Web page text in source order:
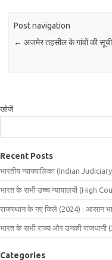
Post navigation
← अजमेर तहसील के गांवों की सूची
खोजें
Recent Posts
भारतीय न्यायपालिका (Indian
भारत के सभी उच्च न्यायालयों (High
राजस्थान के नए जिले (2024) : आसान
भारत के सभी राज्य और उनकी राजधानी
Categories